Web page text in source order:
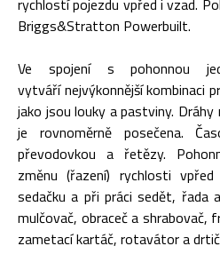
rychlostí pojezdu vpřed i vzad.
Briggs&Stratton Powerbuilt.
Ve spojení s pohonnou
vytváří nejvýkonnější kombinaci
jako jsou louky a pastviny.
je rovnoměrně posečena.
převodovkou a řetězy.
změnu (řazení) rychlosti
sedačku a při práci sedět, řada
mulčovač, obraceč a shrabovač,
zametací kartáč, rotavátor a